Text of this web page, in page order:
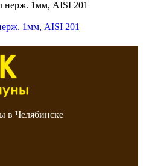
1мм, AISI 201
в Челябинске